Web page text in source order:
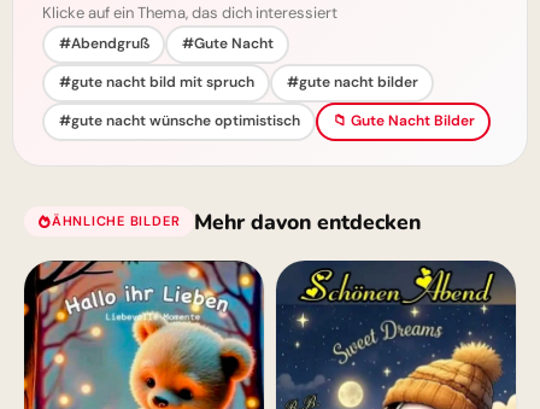
Klicke auf ein Thema, das dich interessiert
#Abendgruß
#Gute Nacht
#gute nacht bild mit spruch
#gute nacht bilder
#gute nacht wünsche optimistisch
📁 Gute Nacht Bilder
ÄHNLICHE BILDER Mehr davon entdecken